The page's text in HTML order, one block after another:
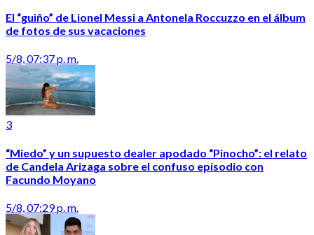
El “guiño” de Lionel Messi a Antonela Roccuzzo en el álbum
de fotos de sus vacaciones
5/8, 07:37 p. m.
3
“Miedo” y un supuesto dealer apodado “Pinocho”: el relato
de Candela Arizaga sobre el confuso episodio con
Facundo Moyano
5/8, 07:29 p. m.